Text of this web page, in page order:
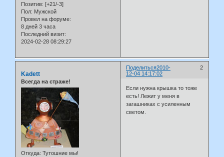
Позитив: [+21/-3]
Пол: Мужской
Провел на форуме:
8 дней 3 часа
Последний визит:
2024-02-28 08:29:27
Поделиться 2
2010-
12-04 14:17:02
Kadett
Всегда на страже!
Откуда: Тутошние мы!
Если нужна крышка то тоже
есть! Лежит у меня в
загашниках с усиленным
светом.